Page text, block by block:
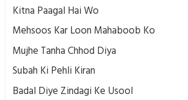
Kitna Paagal Hai Wo
Mehsoos Kar Loon Mahaboob Ko
Mujhe Tanha Chhod Diya
Subah Ki Pehli Kiran
Badal Diye Zindagi Ke Usool